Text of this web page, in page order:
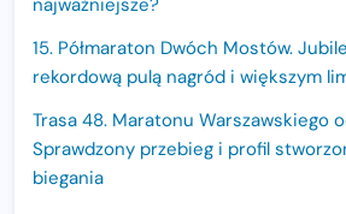
15. Półmaraton Dwóch Mostów.
rekordową pulą nagród i większym
Trasa 48. Maratonu Warszawskiego
Sprawdzony przebieg i profil
biegania